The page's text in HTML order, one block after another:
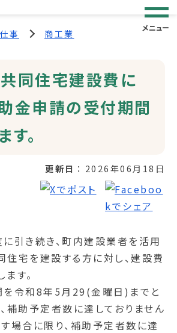
メニュー
事 商工業
同住宅建設費に
金申請の受付期間
。
更新日 2026年06月18日
引き続き、町内建設業者を活用
住宅を建設する方に対し、建設費
す。
を令和8年5月29(金曜日)までと
補助予定者数に達しておりません
場合に限り、補助予定者数に達